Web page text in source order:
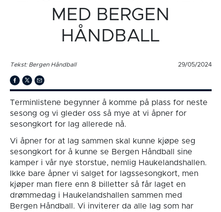
MED BERGEN
HÅNDBALL
Tekst: Bergen Håndball 29/05/2024
Terminlistene begynner å komme på plass for neste
sesong og vi gleder oss så mye at vi åpner for
sesongkort for lag allerede nå.
Vi åpner for at lag sammen skal kunne kjøpe seg
sesongkort for å kunne se Bergen Håndball sine
kamper i vår nye storstue, nemlig Haukelandshallen.
Ikke bare åpner vi salget for lagssesongkort, men
kjøper man flere enn 8 billetter så får laget en
drømmedag i Haukelandshallen sammen med
Bergen Håndball. Vi inviterer da alle lag som har